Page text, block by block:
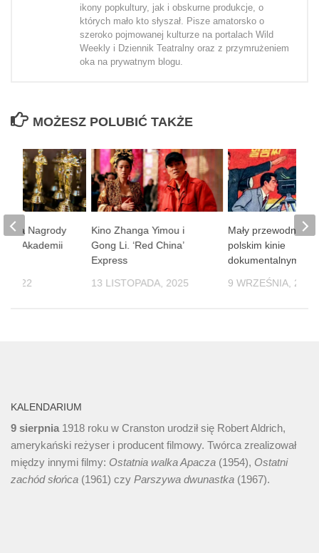
ikony popkultury, jak i obskurne produkcje, o
których mało kto słyszał. Pisze amatorsko o
szeroko pojmowanej kulturze na portalach Wild
Weekly i Dziennik Teatralny oraz z przymrużeniem
oka na prywatnym blogu.
MOŻESZ POLUBIĆ TAKŻE
Kino Zhanga Yimou i
Gong Li. ‘Red China’
Express
13 LISTOPADA, 2025
Mały przewodnik po
polskim kinie
dokumentalnym
9 WRZEŚNIA, 2022
Nagrody
Akademii
2022
KALENDARIUM
9 sierpnia 1918 roku w Cranston urodził się Robert Aldrich,
amerykański reżyser i producent filmowy. Twórca zrealizował
między innymi filmy: Ostatnia walka Apacza (1954), Ostatni
zachód słońca (1961) czy Parszywa dwunastka (1967).